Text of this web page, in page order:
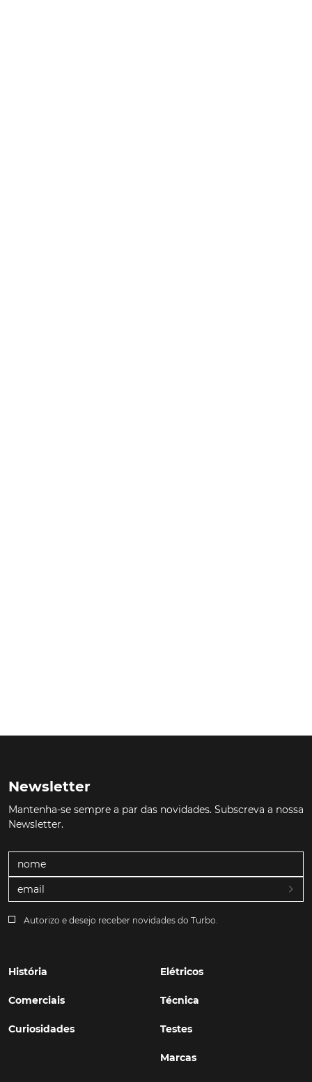
Newsletter
Mantenha-se sempre a par das novidades. Subscreva a nossa
Newsletter.
Autorizo e desejo receber novidades do Turbo.
História
Comerciais
Curiosidades
Elétricos
Técnica
Testes
Marcas